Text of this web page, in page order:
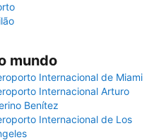
mundo
Internacional de Miami
Internacional Arturo
Benítez
Internacional de Los